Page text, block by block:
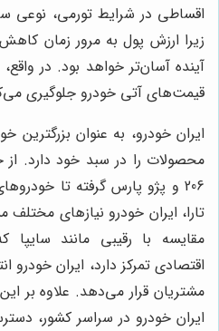
اقساطی در شرایط تورمی، نوعی
زیرا ارزش پول به مرور زمان
آینده آسان‌تر خواهد بود. در
قیمت‌های آتی خودرو جلوگیری
ایران خودرو، به عنوان بزرگترین
محصولات را در سبد خود دارد. از
206 و پژو پارس گرفته تا
تارا، ایران خودرو نیازهای
مقایسه با رقیبی مانند
اقتصادی تمرکز دارد، ایران خودرو
مشتریان قرار می‌دهد. علاوه بر
ایران خودرو در سراسر کشور،